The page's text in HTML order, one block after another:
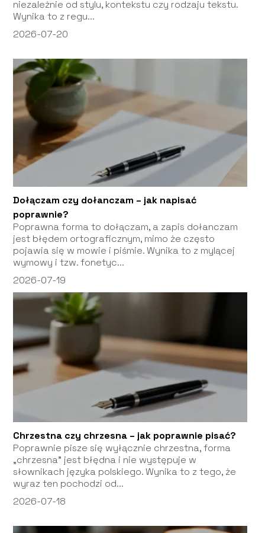
niezależnie od stylu, kontekstu czy rodzaju tekstu.
Wynika to z regu...
2026-07-20
Dołączam czy dołanczam – jak napisać
poprawnie?
Poprawna forma to dołączam, a zapis dołanczam
jest błędem ortograficznym, mimo że często
pojawia się w mowie i piśmie. Wynika to z mylącej
wymowy i tzw. fonetyc...
2026-07-19
Chrzestna czy chrzesna – jak poprawnie pisać?
Poprawnie pisze się wyłącznie chrzestna, forma
„chrzesna” jest błędna i nie występuje w
słownikach języka polskiego. Wynika to z tego, że
wyraz ten pochodzi od...
2026-07-18